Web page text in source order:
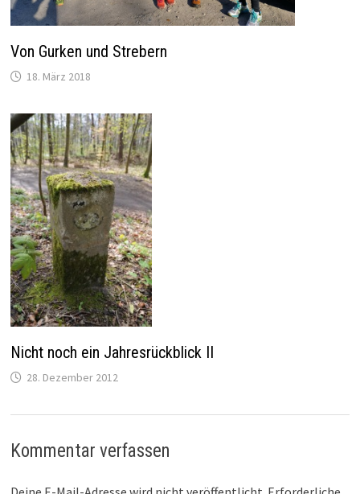
Von Gurken und Strebern
18. März 2018
Nicht noch ein Jahresrückblick II
28. Dezember 2012
Kommentar verfassen